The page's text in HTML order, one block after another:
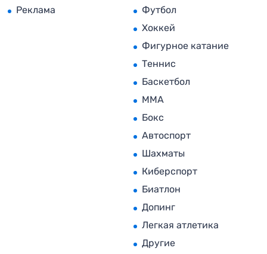
Реклама
Футбол
Хоккей
Фигурное катание
Теннис
Баскетбол
MMA
Бокс
Автоспорт
Шахматы
Киберспорт
Биатлон
Допинг
Легкая атлетика
Другие